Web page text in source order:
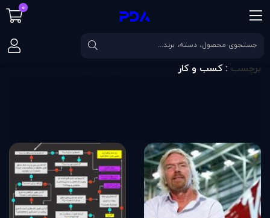
صفحه اصلی برچسب كسب و كار
برچسب : كسب و كار
0